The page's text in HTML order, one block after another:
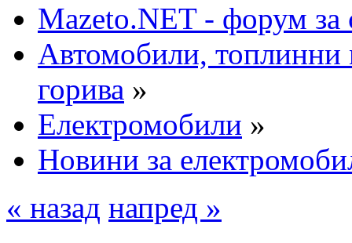
Mazeto.NET - форум за
Автомобили,
горива »
Електромобили »
Новини за
« назад напред »